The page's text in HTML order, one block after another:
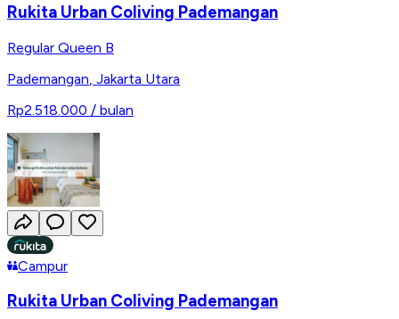
Rukita Urban Coliving Pademangan
Regular Queen B
Pademangan Jakarta Utara
Rp2.518.000 / bulan
Campur
Rukita Urban Coliving Pademangan